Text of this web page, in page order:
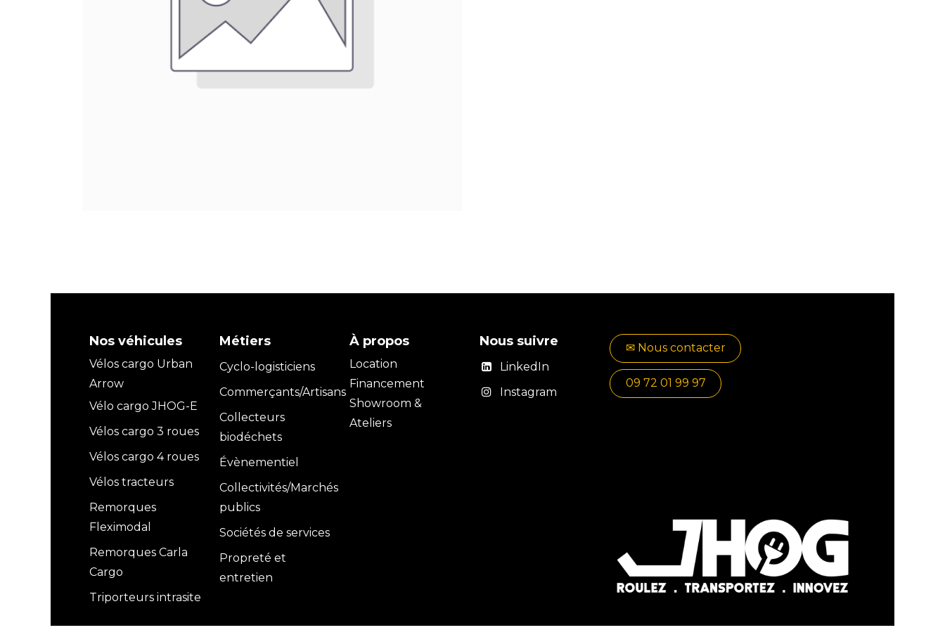
Nos véhicules
Vélos cargo Urban
Arrow
Vélo cargo JHOG-E
Vélos cargo 3 roues
Vélos cargo 4 roues
Vélos tracteurs
Remorques
Fleximodal
Remorques Carla
Cargo
Triporteurs intrasite
Métiers
Cyclo-logisticiens
Commerçants/Artisans
Collecteurs
biodéchets
Évènementiel
Collectivités/Marchés
publics
Sociétés de services
Propreté et
entretien
À propos
Location
Financement
Showroom &
Ateliers
Nous suivre
LinkedIn
Instagram
✉​​ No​​​​us contacter
09 72 01 99 97